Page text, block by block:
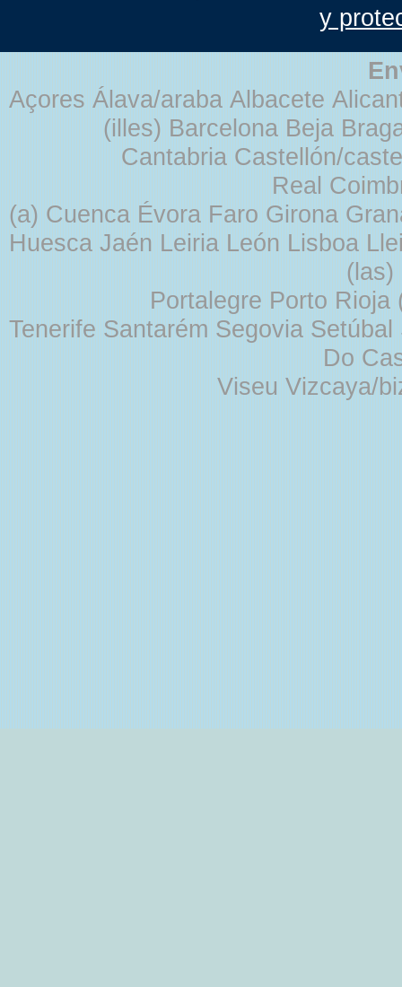
y
Açores Álava/araba Albacete
(illes) Barcelona Beja
Cantabria Castellón/
Real
(a) Cuenca Évora Faro Girona
Huesca Jaén Leiria León Lisboa
Portalegre Porto
Tenerife Santarém Segovia
Do
Viseu Vizcaya/